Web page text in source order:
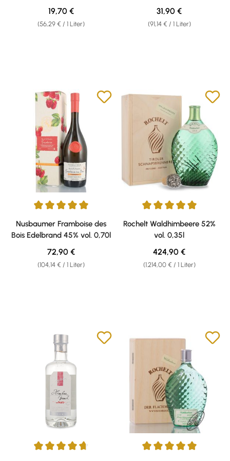
(56,29 € / 1 Liter)
Regulärer Preis:
19,70 €
(91,14 € / 1 Liter)
Regulärer Preis:
31,90 €
Durchschnittliche Bewertung von 5 von 5 Sternen
Nusbaumer Framboise des
Bois Edelbrand 45% vol. 0,70l
(104,14 € / 1 Liter)
Regulärer Preis:
72,90 €
Durchschnittliche Bewertung
Rochelt Waldhimbeere 52%
vol. 0,35l
(1.214,00 € / 1 Liter)
Regulärer Preis:
424,90 €